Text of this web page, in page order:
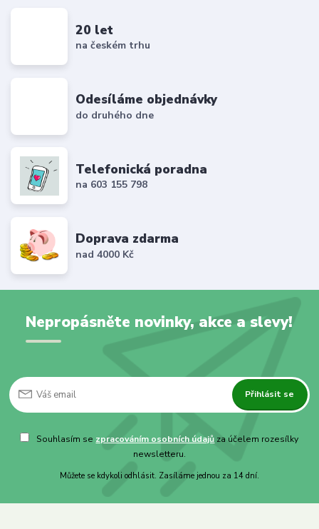
20 let
na českém trhu
Odesíláme objednávky
do druhého dne
Telefonická poradna
na 603 155 798
Doprava zdarma
nad 4000 Kč
Nepropásněte novinky, akce a slevy!
Přihlásit se
Souhlasím se zpracováním osobních údajů za účelem rozesílky
newsletteru.
Můžete se kdykoli odhlásit. Zasíláme jednou za 14 dní.